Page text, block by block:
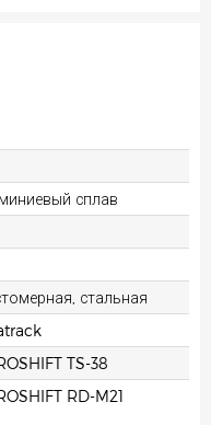
сплав
стальная
TS-38
RD-M21